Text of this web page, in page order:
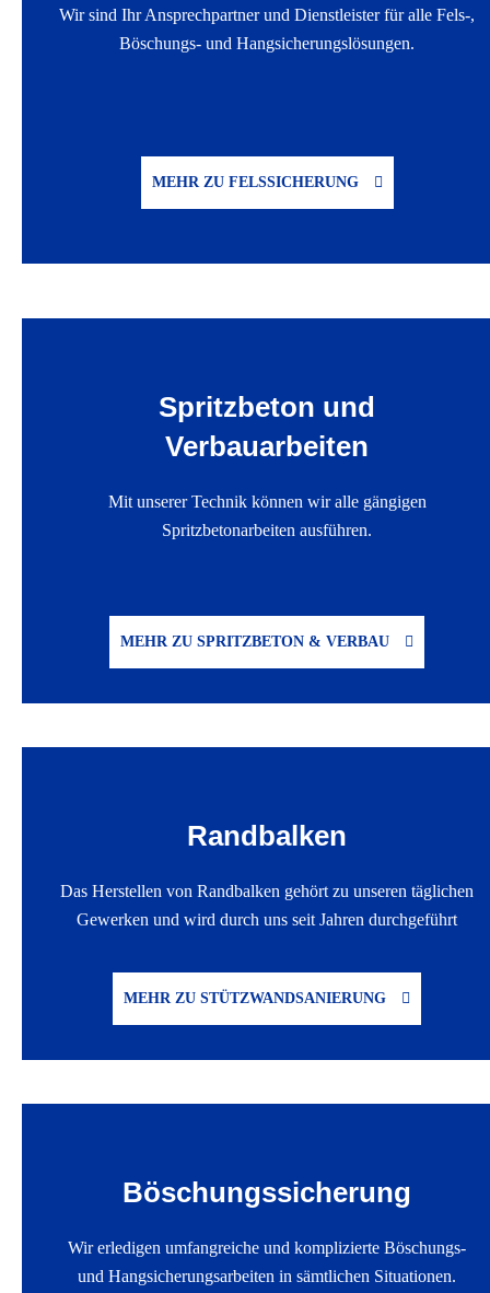
Wir sind Ihr Ansprechpartner und Dienstleister für alle Fels-,
Böschungs- und Hangsicherungslösungen.
MEHR ZU FELSSICHERUNG
Spritzbeton und
Verbauarbeiten
Mit unserer Technik können wir alle gängigen
Spritzbetonarbeiten ausführen.
MEHR ZU SPRITZBETON & VERBAU
Randbalken
Das Herstellen von Randbalken gehört zu unseren täglichen
Gewerken und wird durch uns seit Jahren durchgeführt
MEHR ZU STÜTZWANDSANIERUNG
Böschungssicherung
Wir erledigen umfangreiche und komplizierte Böschungs-
und Hangsicherungsarbeiten in sämtlichen Situationen.